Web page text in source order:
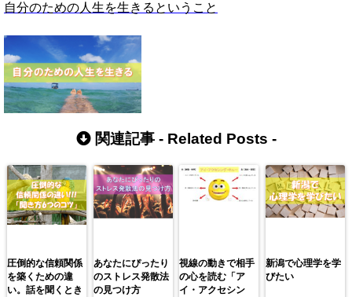
自分のための人生を生きるということ
関連記事 - Related Posts -
圧倒的な信頼関係
を築くための違
い。話を聞くとき
あなたにぴったり
のストレス発散法
の見つけ方
視線の動きで相手
の心を読む「ア
イ・アクセシン
新潟で心理学を学
びたい